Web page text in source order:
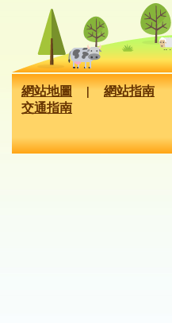
網站地圖
網站指南
交通指南